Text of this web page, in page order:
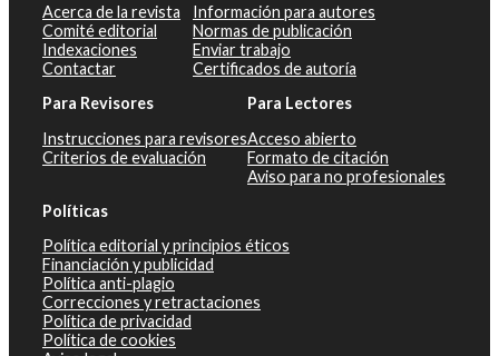
Acerca de la revista
Comité editorial
Indexaciones
Contactar
Información para autores
Normas de publicación
Enviar trabajo
Certificados de autoría
Para Revisores
Instrucciones para revisores
Criterios de evaluación
Para Lectores
Acceso abierto
Formato de citación
Aviso para no profesionales
Políticas
Política editorial y principios éticos
Financiación y publicidad
Política anti-plagio
Correcciones y retractaciones
Política de privacidad
Política de cookies